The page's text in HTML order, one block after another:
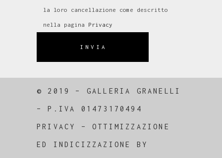
la loro cancellazione come descritto
nella pagina Privacy
INVIA
© 2019 – GALLERIA GRANELLI
–P.IVA 01473170494
PRIVACY –OTTIMIZZAZIONE
ED INDICIZZAZIONE BY